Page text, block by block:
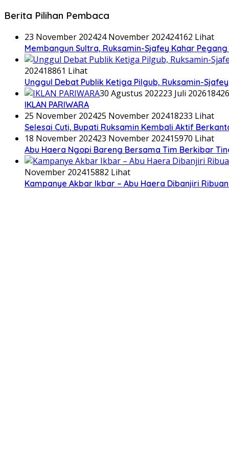
Berita Pilihan Pembaca
23 November 202424 November 202424162 Lihat
Membangun Sultra, Ruksamin-Sjafey Kahar
202418861 Lihat
Unggul Debat Publik Ketiga Pilgub, Ruksamin-
30 Agustus 202223 Juli 2026
IKLAN PARIWARA
25 November 202425 November 202418233 Lihat
Selesai Cuti, Bupati Ruksamin Kembali Aktif
18 November 202423 November 202415970 Lihat
Abu Haera Ngopi Bareng Bersama Tim Berkibar
November 202415882 Lihat
Kampanye Akbar Ikbar – Abu Haera Dibanjiri